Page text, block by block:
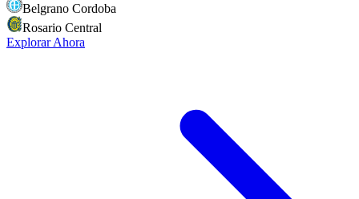
Belgrano Cordoba
Rosario Central
Explorar Ahora